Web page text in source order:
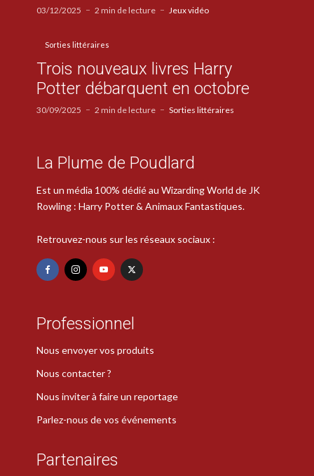
03/12/2025 2 min de lecture Jeux vidéo
Sorties littéraires
Trois nouveaux livres Harry
Potter débarquent en octobre
30/09/2025 2 min de lecture Sorties littéraires
La Plume de Poudlard
Est un média 100% dédié au Wizarding World de JK
Rowling : Harry Potter & Animaux Fantastiques.
Retrouvez-nous sur les réseaux sociaux :
Professionnel
Nous envoyer vos produits
Nous contacter ?
Nous inviter à faire un reportage
Parlez-nous de vos événements
Partenaires